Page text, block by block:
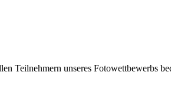
Teilnehmern unseres Fotowettbewerbs